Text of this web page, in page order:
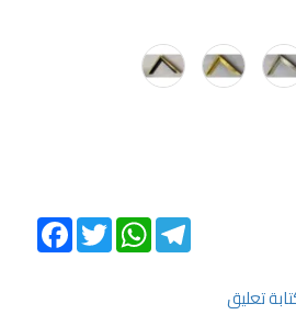
تعليق
FacebookTwitter
WhatsAppTelegram